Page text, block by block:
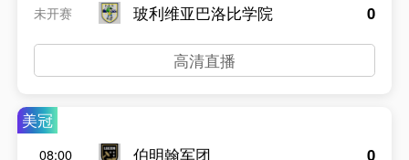
未开赛
玻利维亚巴洛比学院
0
高清直播
美冠
08:00
伯明翰军团
0